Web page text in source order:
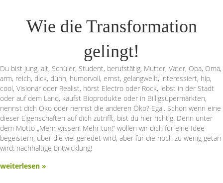
Wie die Transformation
gelingt!
Du bist jung, alt, Schüler, Student, berufstätig, Mutter, Vater, Opa, Oma,
arm, reich, dick, dünn, humorvoll, ernst, gelangweilt, interessiert, hip,
cool, Visionär oder Realist, hörst Electro oder Rock, lebst in der Stadt
oder auf dem Land, kaufst Bioprodukte oder in Billig­supermärkten,
nennst dich Öko oder nennst die anderen Öko? Egal. Schon wenn eine
dieser Eigenschaften auf dich zutrifft, bist du hier richtig. Denn unter
dem Motto „Mehr wissen! Mehr tun!“ wollen wir dich für eine Idee
begeistern, über die viel geredet wird, aber für die noch zu wenig getan
wird: nachhaltige Entwicklung!
weiterlesen »